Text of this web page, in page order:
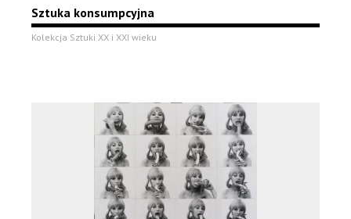
Sztuka konsumpcyjna
Kolekcja Sztuki XX i XXI wieku